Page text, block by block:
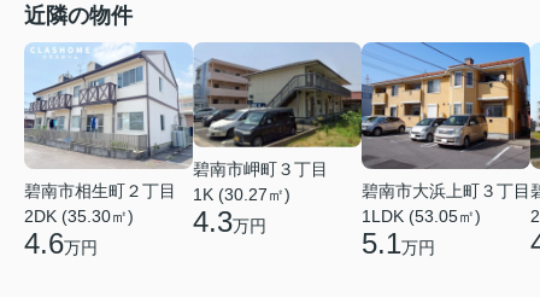
近隣の物件
碧南市相生町２丁目
2DK (35.30㎡)
4.6万円
碧南市岬町３丁目
1K (30.27㎡)
4.3万円
碧南市大浜上町３丁目
1LDK (53.05㎡)
5.1万円